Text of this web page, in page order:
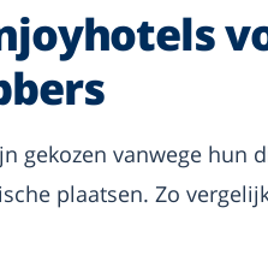
gekozen vanwege hun
plaatsen. Zo